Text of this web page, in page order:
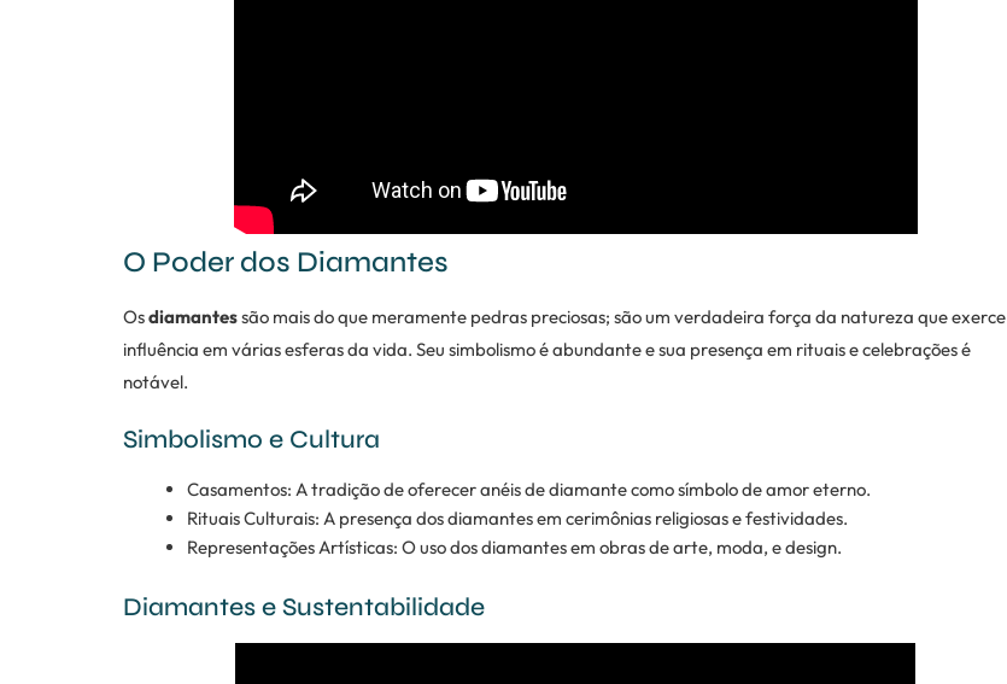
O Poder dos Diamantes
Osdiamantessão mais do que meramente pedras preciosas; são um verdadeira força da natureza que exerce
influência em várias esferas da vida. Seu simbolismo é abundante e sua presença em rituais e celebrações é
notável.
Simbolismo e Cultura
Casamentos: A tradição de oferecer anéis de diamante como símbolo de amor eterno.
Rituais Culturais: A presença dos diamantes em cerimônias religiosas e festividades.
Representações Artísticas: O uso dos diamantes em obras de arte, moda, e design.
Diamantes e Sustentabilidade